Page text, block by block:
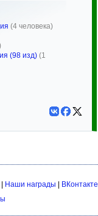
(4 человека)
(98 изд) (1
Наши награды
ВКонтакте